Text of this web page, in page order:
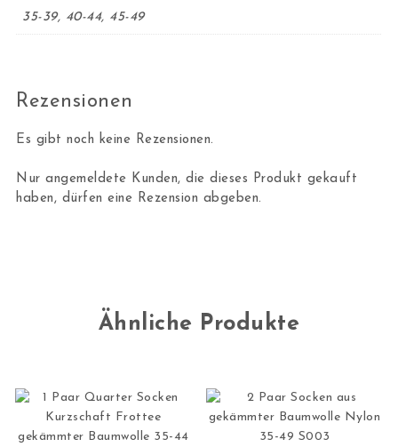
35-39, 40-44, 45-49
Rezensionen
Es gibt noch keine Rezensionen.
Nur angemeldete Kunden, die dieses Produkt gekauft
haben, dürfen eine Rezension abgeben.
Ähnliche Produkte